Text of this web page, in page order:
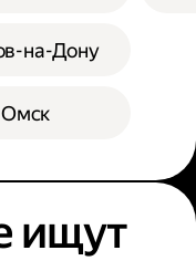
на-Дону
Омск
ищут